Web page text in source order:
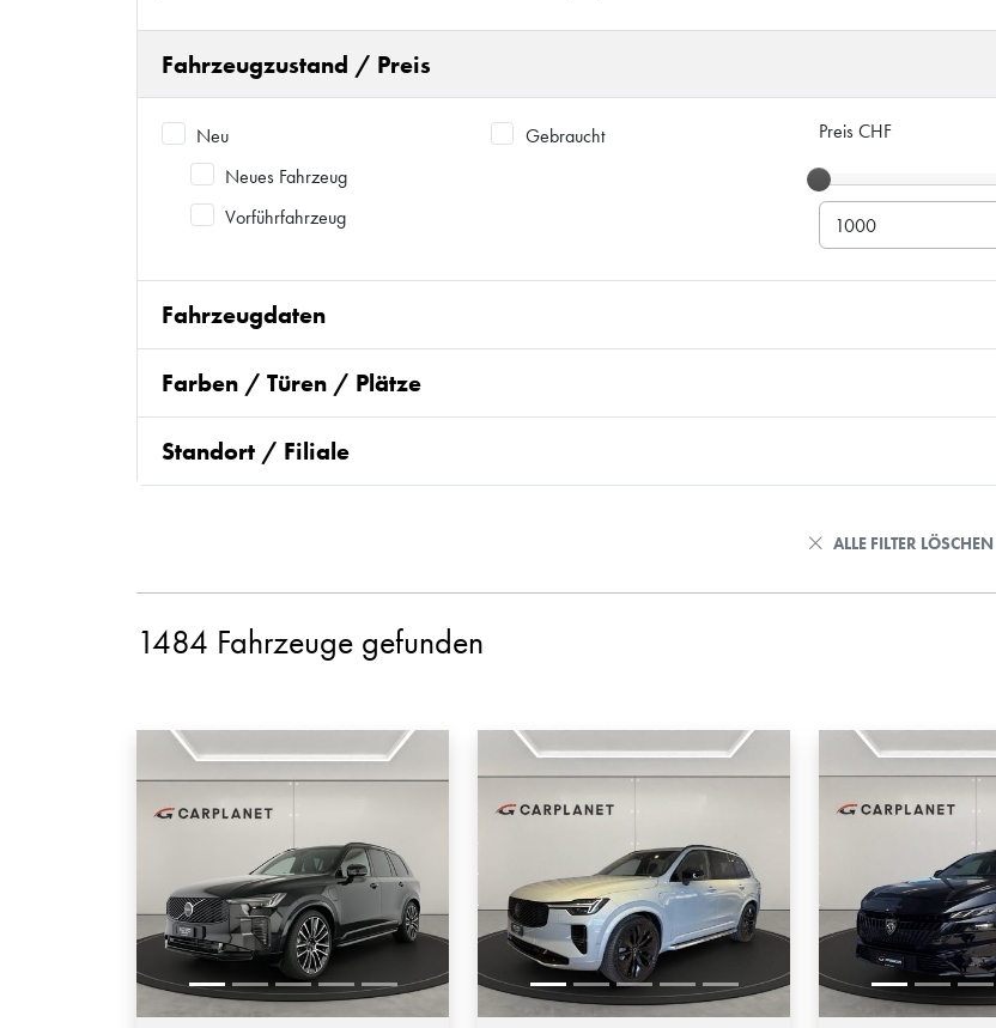
Fahrzeugzustand / Preis
Neu
Neues Fahrzeug
Vorführfahrzeug
Gebraucht Preis CHF
Fahrzeugdaten
Farben / Türen / Plätze
Standort / Filiale
ALLE FILTER LÖSCHEN
1484 Fahrzeuge gefunden